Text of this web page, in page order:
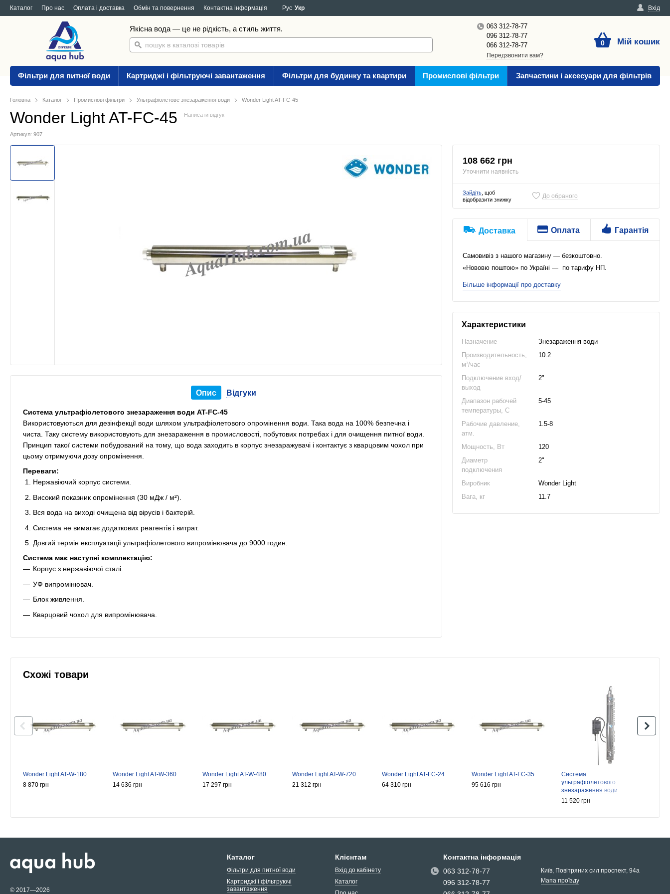
Каталог Про нас Оплата і доставка Обмін та повернення Контактна інформація Вхід
Рус Укр
Якісна вода — це не рідкість, а стиль життя.
063 312-78-77
096 312-78-77
066 312-78-77
Передзвонити вам?
0 Мій кошик
Фільтри для питної води Картриджі і фільтруючі завантаження Фільтри для будинку та квартири Промислові фільтри Запчастини і аксесуари для фільтрів
Головна Каталог Промислові фільтри Ультрафіолетове знезараження води Wonder Light AT-FC-45
Wonder Light AT-FC-45 Написати відгук
Артикул: 907
Опис Відгуки
Система ультрафіолетового знезараження води AT-FC-45
Використовуються для дезінфекції води шляхом ультрафіолетового опромінення води. Така вода на 100% безпечна і
чиста. Таку систему використовують для знезараження в промисловості, побутових потребах і для очищення питної води.
Принцип такої системи побудований на тому, що вода заходить в корпус знезаражувачі і контактує з кварцовим чохол при
цьому отримуючи дозу опромінення.
Переваги:
Нержавіючий корпус системи.
Високий показник опромінення (30 мДж / м²).
Вся вода на виході очищена від вірусів і бактерій.
Система не вимагає додаткових реагентів і витрат.
Довгий термін експлуатації ультрафіолетового випромінювача до 9000 годин.
Система має наступні комплектацію:
Корпус з нержавіючої сталі.
УФ випромінювач.
Блок живлення.
Кварцовий чохол для випромінювача.
108 662 грн
Уточнити наявність
Зайдіть, щоб
відобразити знижку
До обраного
Доставка Оплата Гарантія
Самовивіз з нашого магазину — безкоштовно.
«Нововю поштою» по Україні — по тарифу НП.
Більше інформації про доставку
Характеристики
Назначение
Знезараження води
Производительность,
м³/час
10.2
Подключение вход/
выход
2"
Диапазон рабочей
температуры, C
5-45
Рабочие давление,
атм.
1.5-8
Мощность, Вт
120
Диаметр
подключения
2"
Виробник
Wonder Light
Вага, кг
11.7
Схожі товари
Wonder Light AT-W-180
8 870 грн
Wonder Light AT-W-360
14 636 грн
Wonder Light AT-W-480
17 297 грн
Wonder Light AT-W-720
21 312 грн
Wonder Light AT-FC-24
64 310 грн
Wonder Light AT-FC-35
95 616 грн
Система
ультрафіолетового
знезараження води
WS15DE
11 520 грн
© 2017—2026
Каталог
Фільтри для питної води
Картриджі і фільтруючі
завантаження
Клієнтам
Вхід до кабінету
Каталог
Контактна інформація
063 312-78-77
096 312-78-77
Київ, Повітряних сил проспект, 94а
Мапа проїзду